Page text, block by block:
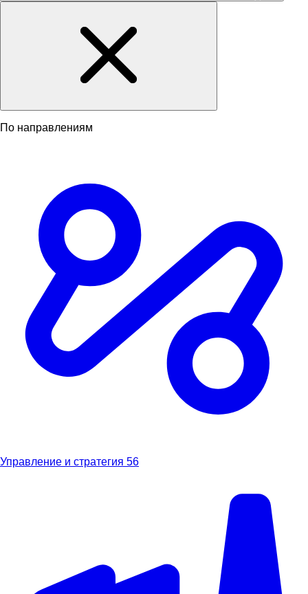
По направлениям
Управление и стратегия 56